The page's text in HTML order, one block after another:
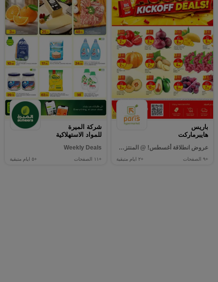
باريس
هايبرماركت
عروض انطلاقة أغسطس! @ المنتزه، الوكرة
+٩ الصفحات +٢ ايام متبقية
شركة الميرة
للمواد الاستهلاكية
Weekly Deals
+١١ الصفحات +٥ ايام متبقية